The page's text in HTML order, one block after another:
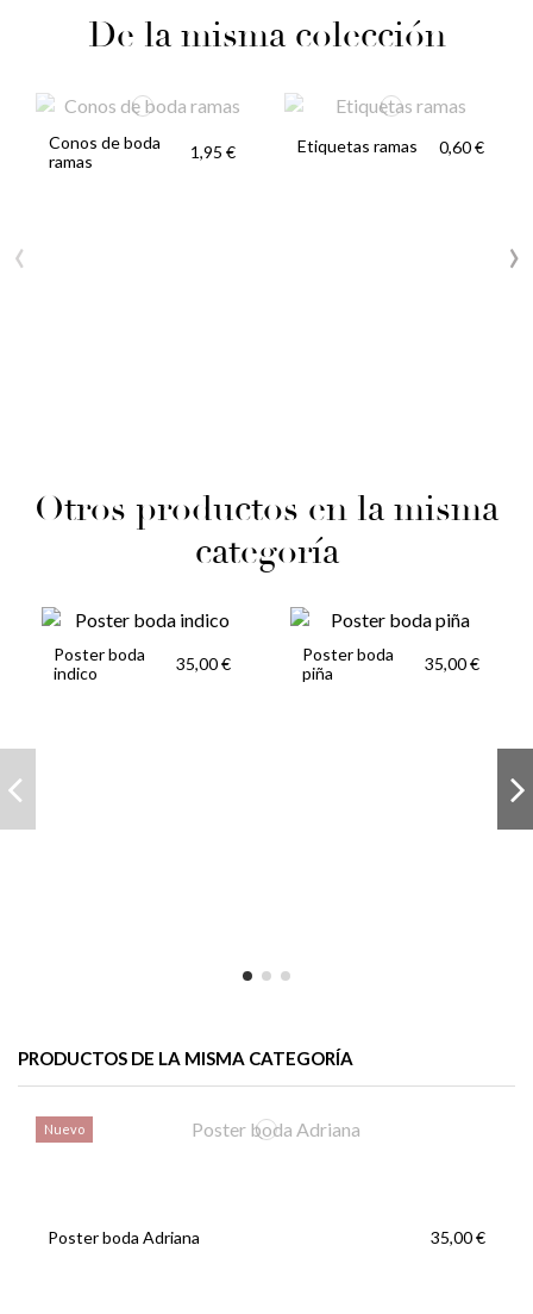
De la misma colección
Conos de boda
ramas
1,95 € Etiquetas ramas 0,60 €
‹ ›
Otros productos en la misma
categoría
Poster boda
indico
35,00 €
Poster boda
piña
35,00 €
PRODUCTOS DE LA MISMA CATEGORÍA
Nuevo
Poster boda Adriana 35,00 €